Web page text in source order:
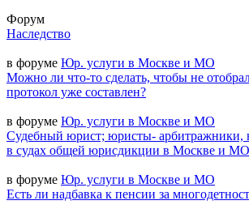
Форум
Наследство
в форуме Юр. услуги в Москве и МО
Можно ли что-то сделать, чтобы не
протокол уже составлен?
в форуме Юр. услуги в Москве и МО
Судебный юрист; юристы- арбитражники,
в судах общей юрисдикции в Москве и МО
в форуме Юр. услуги в Москве и МО
Есть ли надбавка к пенсии за